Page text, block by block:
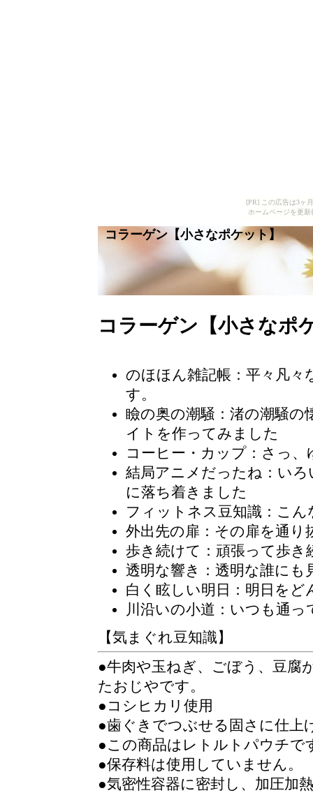
[PR] この広告は3ヶ
ホームページを更
コラーゲン【小さなポケット】
コラーゲン【小さなポ
のほほん雑記帳：平々凡
す。
瞼の奥の潮騒 ：渚の潮騒
イトを作ってみました
コーヒー・カップ ：さっ
結局アニメだったね：い
に落ち着きました
フィットネス豆知識：こ
外出先の扉：その扉を通
歩き続けて：頑張って歩き
透明な響き：透明な誰にも
白く眩しい明日：明日をど
川沿いの小道：いつも通
【気まぐれ豆知識】
●牛肉や玉ねぎ、ごぼう、豆腐
たおじやです。
●コシヒカリ使用
●歯ぐきでつぶせる固さに仕上
●この商品はレトルトパウチで
●保存料は使用していません。
●気密性容器に密封し、加圧加